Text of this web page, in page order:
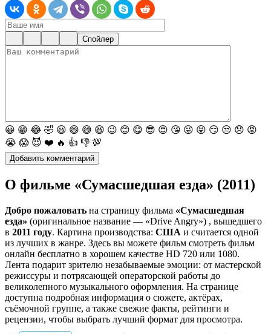
Спойлер
😀 😁 😂 🤣 😃 😄 😅 😆 😉 😊 😋 😎 😍 😘 😜 😝 😏 😒 😞 😡
😭 😱 😈 ❤️ 🔥 👍 👎 💯
О фильме «Сумасшедшая езда» (2011)
Добро пожаловать на страницу фильма «Сумасшедшая
езда» (оригинальное название — «Drive Angry») , вышедшего
в 2011 году. Картина производства: США и считается одной
из лучших в жанре. Здесь вы можете фильм смотреть фильм
онлайн бесплатно в хорошем качестве HD 720 или 1080.
Лента подарит зрителю незабываемые эмоции: от мастерской
режиссуры и потрясающей операторской работы до
великолепного музыкального оформления. На странице
доступна подробная информация о сюжете, актёрах,
съёмочной группе, а также свежие факты, рейтинги и
рецензии, чтобы выбрать лучший формат для просмотра.